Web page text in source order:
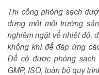
Thi công phòng sạch
dựng một môi trường
nghiêm ngặt về nhiệt độ,
không khí để đáp ứng
Để có được phòng sạch
GMP, ISO, toàn bộ quy